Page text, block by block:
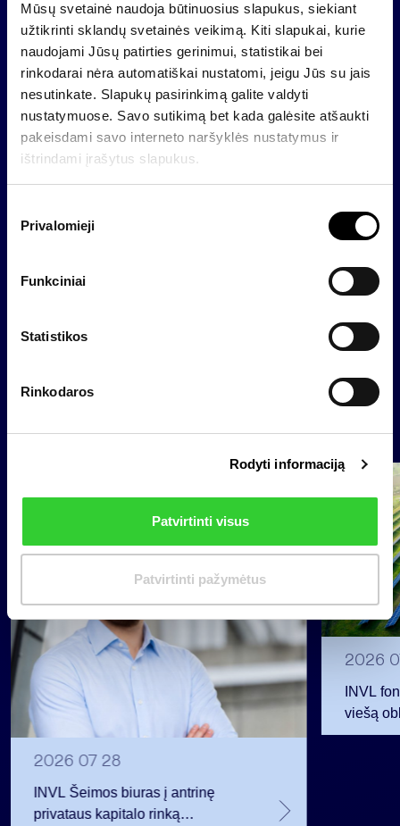
Mūsų svetainė naudoja būtinuosius slapukus, siekiant
užtikrinti sklandų svetainės veikimą. Kiti slapukai, kurie
naudojami Jūsų patirties gerinimui, statistikai bei
rinkodarai nėra automatiškai nustatomi, jeigu Jūs su jais
nesutinkate. Slapukų pasirinkimą galite valdyti
nustatymuose. Savo sutikimą bet kada galėsite atšaukti
pakeisdami savo interneto naršyklės nustatymus ir
ištrindami įrašytus slapukus.
s
Privalomieji
Funkciniai
Statistikos
Rinkodaros
Rodyti informaciją
Patvirtinti visus
Patvirtinti pažymėtus
„Galima teigti, kad bendrovė, įvertinus palankias
rinkos tendencijas, leidusias išauginti turto vertę,
pasiekė ir viršijo 2025 m. numatytus finansinius
tikslus”,– sako J. Gumovskienė.
„INVL Baltic Farmland“ nuosavas kapitalas 2025
metų gruodžio pabaigoje sudarė 20,172 mln. eurų, o
šis rodiklis akcijai – 6,25 euro.
„Nasdaq“ Vilniaus biržoje listinguojamos „INVL
Baltic Farmland“ antrinės įmonės Lietuvoje valdo
apie 3 tūkst. hektarų žemės ūkio paskirties žemės,
ūkininkams.
Atgal
Naujienos
2026 07 28
INVL Šeimos biuras į antrinę
privataus kapitalo rinką
2026
INVL
viešą
12 mln.